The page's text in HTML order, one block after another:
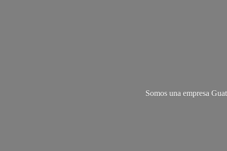
Somos una empresa